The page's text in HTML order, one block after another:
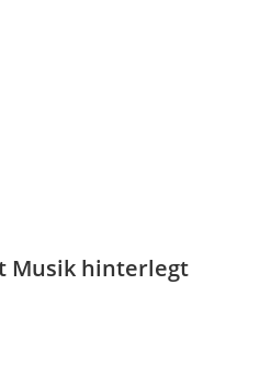
Musik hinterlegt